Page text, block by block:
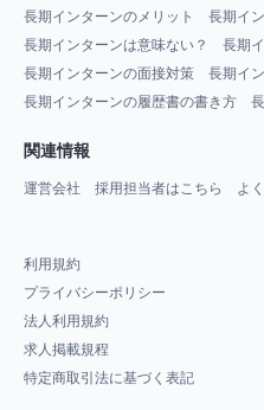
長期インターンのメリット
長期イ
長期インターンは意味ない？
長期
長期インターンの面接対策
長期イ
長期インターンの履歴書の書き方
関連情報
運営会社 採用担当者はこちら よ
利用規約
プライバシーポリシー
法人利用規約
求人掲載規程
特定商取引法に基づく表記